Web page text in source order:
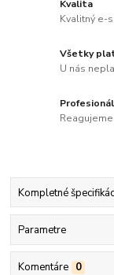
Kvalita
Kvalitný e-
Všetky
U nás
Kompletné
Parametre
Komentáre 0